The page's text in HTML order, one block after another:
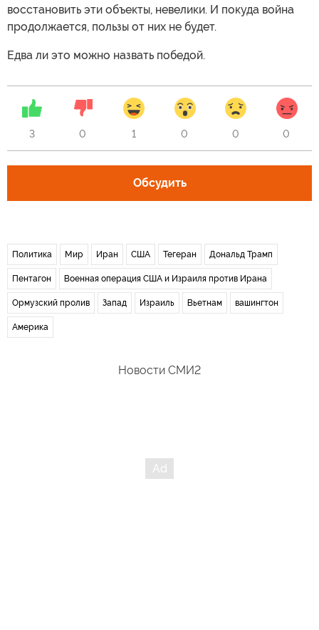
восстановить эти объекты, невелики. И покуда война
продолжается, пользы от них не будет.
Едва ли это можно назвать победой.
3 0 1 0 0 0
Обсудить
Политика Мир Иран США Тегеран Дональд Трамп
Пентагон Военная операция США и Израиля против Ирана
Ормузский пролив Запад Израиль Вьетнам вашингтон
Америка
Новости СМИ2